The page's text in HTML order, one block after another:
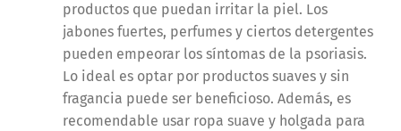
productos que puedan irritar la piel. Los
jabones fuertes, perfumes y ciertos detergentes
pueden empeorar los síntomas de la psoriasis.
Lo ideal es optar por productos suaves y sin
fragancia puede ser beneficioso. Además, es
recomendable usar ropa suave y holgada para